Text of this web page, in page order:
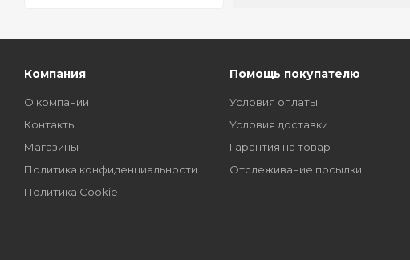
Компания
О компании
Контакты
Магазины
Политика конфиденциальности
Политика Cookie
Помощь покупателю
Условия оплаты
Условия доставки
Гарантия на товар
Отслеживание посылки